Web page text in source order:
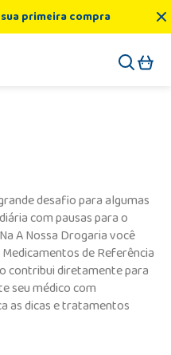
primeira compra
desafio para algumas
com pausas para o
A Nossa Drogaria você
de Referência
contribui diretamente para
seu médico com
as dicas e tratamentos